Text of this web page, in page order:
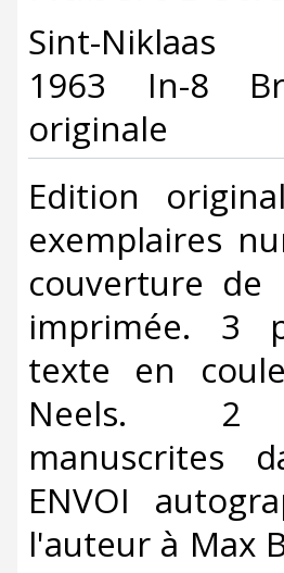
‎Sint-Niklaas
1963 In-8
originale ‎
‎Edition
exemplaires
couverture de
imprimée. 3
texte en
Neels. 2
manuscrites
ENVOI
l'auteur à Max